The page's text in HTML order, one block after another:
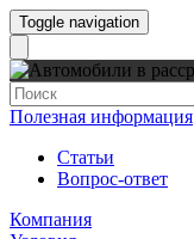
Toggle navigation
Полезная информация
Статьи
Вопрос-ответ
Компания